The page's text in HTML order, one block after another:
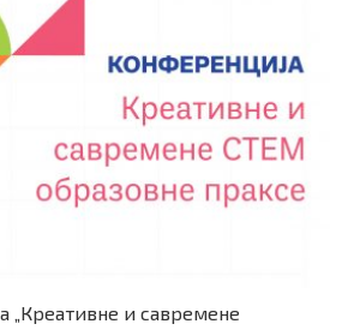
„Креативне и савремене